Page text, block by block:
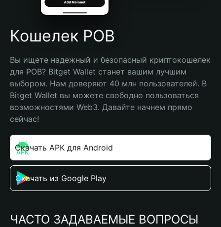
Español (Argentina)
Кошелек POB
Вы ищете надежный и безопасный криптокошелек
для POB? Bitget Wallet станет вашим лучшим
выбором. Нам доверяют 40 млн пользователей. В
Bitget Wallet вы можете свободно пользоваться
возможностями Web3. Давайте начнем прямо
сейчас!
Скачать APK для Android
Скачать из Google Play
ЧАСТО ЗАДАВАЕМЫЕ ВОПРОСЫ